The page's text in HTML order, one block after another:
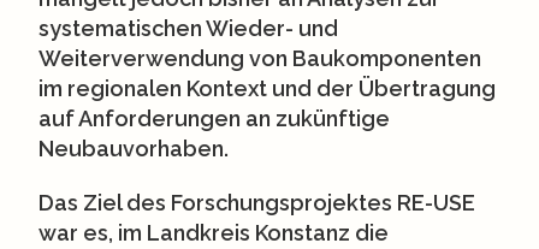
systematischen Wieder- und
Weiterverwendung von Baukomponenten
im regionalen Kontext und der Übertragung
auf Anforderungen an zukünftige
Neubauvorhaben.
Das Ziel des Forschungsprojektes RE-USE
war es, im Landkreis Konstanz die